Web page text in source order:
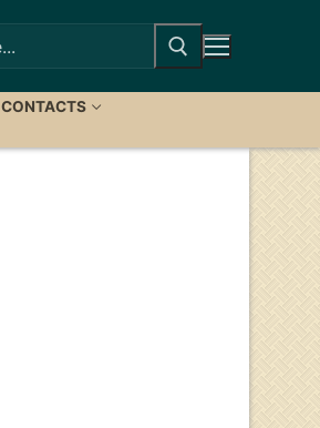
CONTACTS